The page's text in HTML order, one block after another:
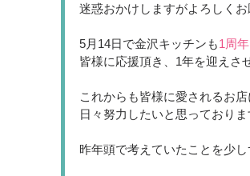
迷惑おかけしますがよろしくお
5月14日で金沢キッチンも1周年
皆様に応援頂き、1年を迎えさ
これからも皆様に愛されるお
日々努力したいと思っておりま
昨年頭で考えていたことを少